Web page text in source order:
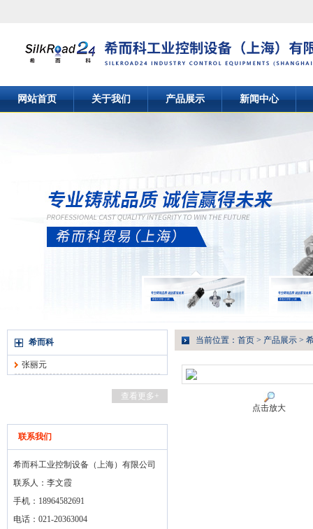
网站首页 关于我们 产品展示 新闻中心
希而科
张丽元
查看更多+
联系我们
希而科工业控制设备（上海）有限公司
联系人：李文霞
手机：18964582691
电话：021-20363004
当前位置： 首页 > 产品展示 >
点击放大